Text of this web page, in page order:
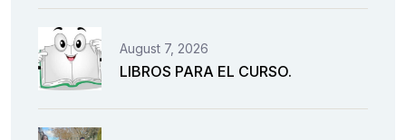
August 7, 2026
LIBROS PARA EL CURSO.